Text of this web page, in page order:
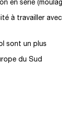
en série
à travailler
sont un plus
du Sud